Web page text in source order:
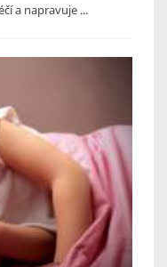
a napravuje ...